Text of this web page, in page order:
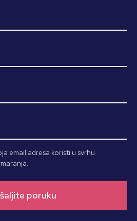
email adresa koristi u svrhu